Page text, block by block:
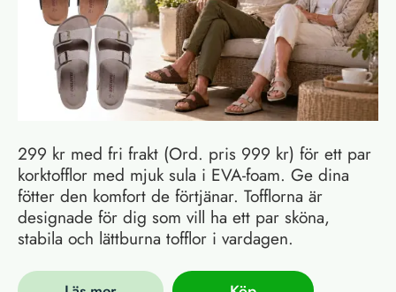
299 kr med fri frakt (Ord. pris 999 kr) för ett par
korktofflor med mjuk sula i EVA-foam. Ge dina
fötter den komfort de förtjänar. Tofflorna är
designade för dig som vill ha ett par sköna,
stabila och lättburna tofflor i vardagen.